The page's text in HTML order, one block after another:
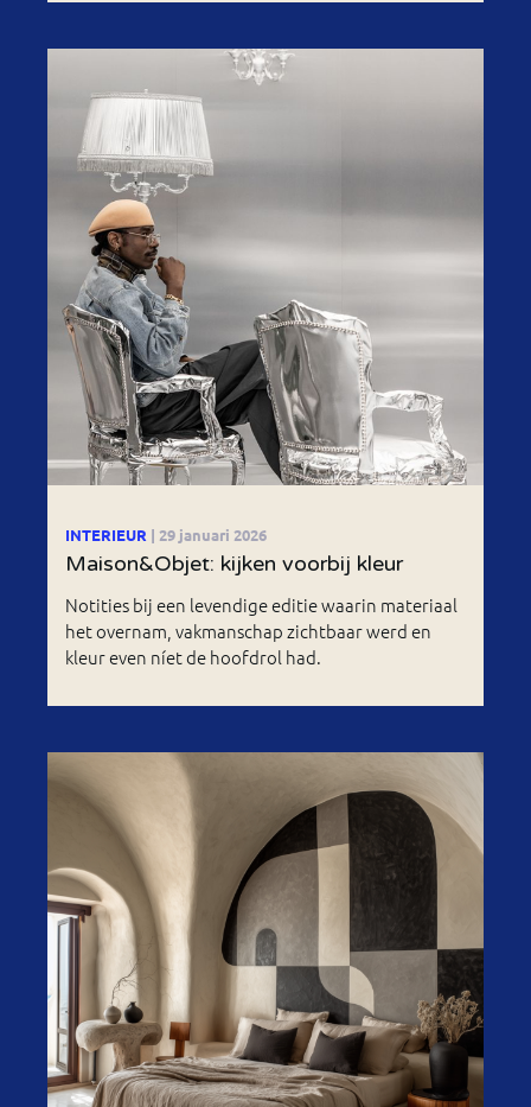
INTERIEUR | 29 januari 2026
Maison&Objet: kijken voorbij kleur
Notities bij een levendige editie waarin materiaal
het overnam, vakmanschap zichtbaar werd en
kleur even níet de hoofdrol had.